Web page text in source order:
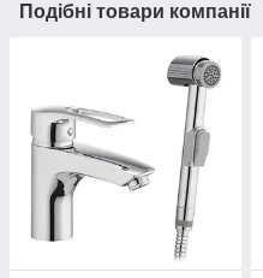
Подібні товари компанії